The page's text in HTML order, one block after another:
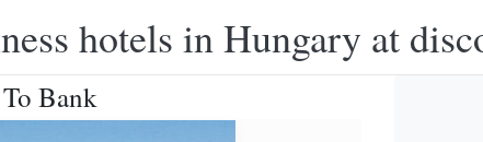
hotels in Hungary at
Bank